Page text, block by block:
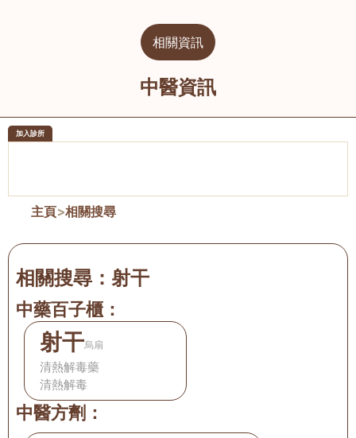
相關資訊
中醫資訊
加入診所
主頁>相關搜尋
相關搜尋： 射干
中藥百子櫃：
射干烏扇
清熱解毒藥
清熱解毒
中醫方劑：